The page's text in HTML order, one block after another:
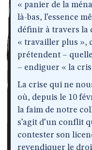
« panier de la
là-bas, l’essence
définir à travers la
« travailler plus »,
prétendent –
– endiguer « la
La crise qui ne
où, depuis le 10
la faim de notre
s’agit d’un conflit
contester son
revendiquer le